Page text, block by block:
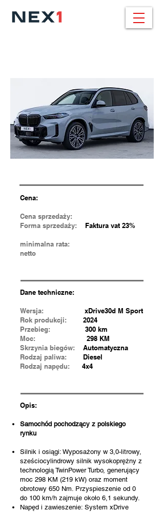
Cena:
Cena sprzedaży:
Forma sprzedaży:
Faktura vat 23%
minimalna rata:
netto
Dane techniczne:
Wersja: xDrive30d M Sport
Rok produkcji:
2024
Przebieg: 300 km
Moc: 298 KM
Skrzynia biegów:
Automatyczna
Rodzaj paliwa: Diesel
Rodzaj napędu: 4x4
Opis:
Samochód pochodzący z polskiego
rynku
Silnik i osiągi: Wyposażony w 3,0-litrowy,
sześciocylindrowy silnik wysokoprężny z
technologią TwinPower Turbo, generujący
moc 298 KM (219 kW) oraz moment
obrotowy 650 Nm. Przyspieszenie od 0
do 100 km/h zajmuje około 6,1 sekundy.
Napęd i zawieszenie: System xDrive